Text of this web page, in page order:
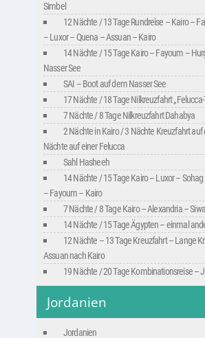
Simbel
12 Nächte / 13 Tage Rundreise – Kairo –
– Luxor – Quena – Assuan – Kairo
14 Nächte / 15 Tage Kairo – Fayoum –
Nasser See
SAI – Boot auf dem Nasser See
17 Nächte / 18 Tage Nilkreuzfahrt „Felucca-
7 Nächte / 8 Tage Nilkreuzfahrt Dahabya
2 Nächte in Kairo / 3 Nächte Kreuzfahrt
Nächte auf einer Felucca
Sahl Hasheeh
14 Nächte / 15 Tage Kairo – Luxor –
– Fayoum – Kairo
7 Nächte / 8 Tage Kairo – Alexandria –
14 Nächte / 15 Tage Ägypten – einmal
12 Nächte – 13 Tage Kreuzfahrt – Lange
Assuan nach Kairo
19 Nächte / 20 Tage Kombinationsreise –
Jordanien
Jordanien